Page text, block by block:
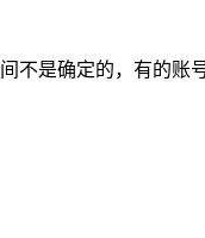
不是确定的，有的